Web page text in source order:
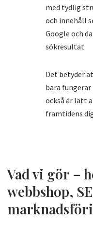
med tydlig
och innehåll
Google och
sökresultat.
Det betyder
bara
också är lätt
framtidens
Vad vi gör –
webbshop,